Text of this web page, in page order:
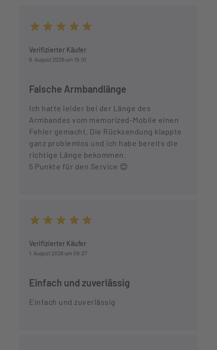
Verifizierter Käufer
6. August 2026 um 19:10
Falsche Armbandlänge
Ich hatte leider bei der Länge des
Armbandes vom memorized-Mobile einen
Fehler gemacht. Die Rücksendung klappte
ganz problemlos und ich habe bereits die
richtige Länge bekommen.
5 Punkte für den Service 😊
Verifizierter Käufer
1. August 2026 um 09:27
Einfach und zuverlässig
Einfach und zuverlässig